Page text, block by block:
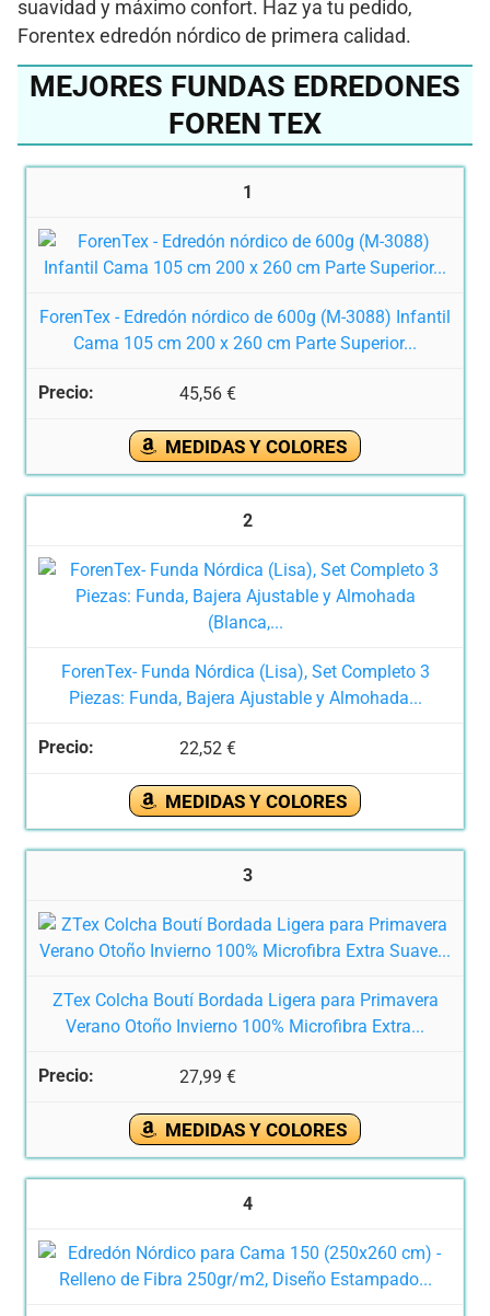
suavidad y máximo confort. Haz ya tu pedido,
Forentex edredón nórdico de primera calidad.
MEJORES FUNDAS EDREDONES
FOREN TEX
1
ForenTex - Edredón nórdico de 600g (M-3088) Infantil
Cama 105 cm 200 x 260 cm Parte Superior...
45,56 €
MEDIDAS Y COLORES
2
ForenTex- Funda Nórdica (Lisa), Set Completo 3
Piezas: Funda, Bajera Ajustable y Almohada...
22,52 €
MEDIDAS Y COLORES
3
ZTex Colcha Boutí Bordada Ligera para Primavera
Verano Otoño Invierno 100% Microfibra Extra...
27,99 €
MEDIDAS Y COLORES
4